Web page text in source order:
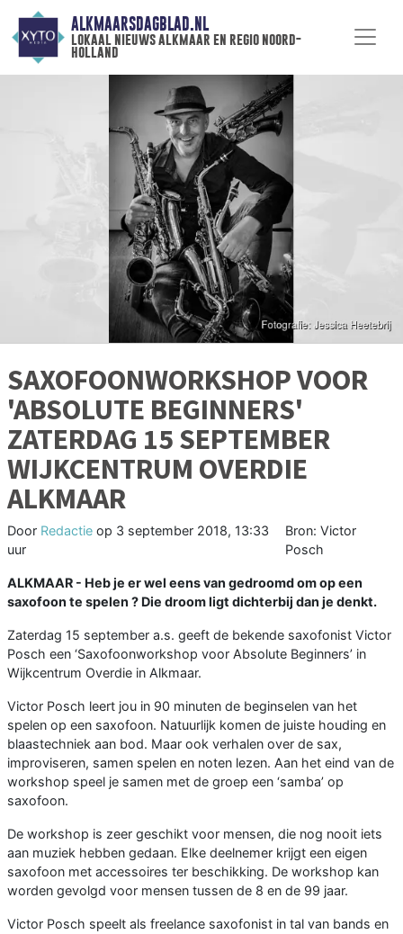
ALKMAARSDAGBLAD.NL
lokaal nieuws alkmaar en regio noord-
holland
SAXOFOONWORKSHOP VOOR
'ABSOLUTE BEGINNERS'
ZATERDAG 15 SEPTEMBER
WIJKCENTRUM OVERDIE
ALKMAAR
Door Redactie op 3 september 2018, 13:33
uur
Bron: Victor
Posch
ALKMAAR - Heb je er wel eens van gedroomd om op een
saxofoon te spelen ? Die droom ligt dichterbij dan je denkt.
Zaterdag 15 september a.s. geeft de bekende saxofonist Victor
Posch een ‘Saxofoonworkshop voor Absolute Beginners’ in
Wijkcentrum Overdie in Alkmaar.
Victor Posch leert jou in 90 minuten de beginselen van het
spelen op een saxofoon. Natuurlijk komen de juiste houding en
blaastechniek aan bod. Maar ook verhalen over de sax,
improviseren, samen spelen en noten lezen. Aan het eind van de
workshop speel je samen met de groep een ‘samba’ op
saxofoon.
De workshop is zeer geschikt voor mensen, die nog nooit iets
aan muziek hebben gedaan. Elke deelnemer krijgt een eigen
saxofoon met accessoires ter beschikking. De workshop kan
worden gevolgd voor mensen tussen de 8 en de 99 jaar.
Victor Posch speelt als freelance saxofonist in tal van bands en